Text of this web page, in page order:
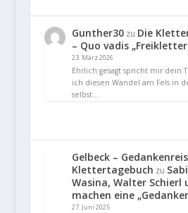
Gunther30zu Die
– Quo vadis
23. März 2026
Ehrlich gesagt spricht mir dein
ich diesen Wandel am Fels in
selbst…
Gelbeck –
Klettertagebuch zu
Wasina, Walter Schierl
machen eine
27. Juni 2025